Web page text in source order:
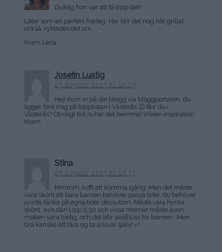
Duktig hon var att få ihop det!
Låter som en perfekt fredag. Här blir det nog nåt grillat
också, ryktades det om.
Kram Lena
Josefin Lustig
23 augusti, 2013 kl. 14:09
Hej! Kom in på din blogg via bloggportalen, du
ligger före mig på topplistan i Västerås 🙂 Bor du i
Västerås? Otroligt fint ni har det hemma! Vilken inspiration.
Kram
Stina
23 augusti, 2013 kl. 14:37
Mmmm, tufft att komma igång. Men det måste
vara skönt att bara barnen behöver passa tider, du behöver
ju inte tänka på egna tider dessutom. Måste vara himla
skönt, avis där! Upp 5:30 och vissa mornar måste även
maken vara tiiidig, och det blir skolbuss för barnen.. Men
bra kanske att lära sig ta ansvar själv! =)